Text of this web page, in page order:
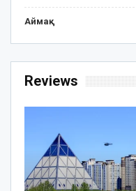
Аймақ
Reviews